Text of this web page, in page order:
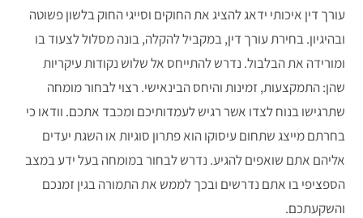
עורך דין איכותי ידאג להציג את החוקים וסייגי החוק בלשון פשוטה
ובהיגיון. בחירת עורך דין, במקביל להקלה, בונה מסלול לצעוד בו
ומורידה את הבלבול. נדרש להתייחס אל שלוש נקודות עיקריות
שהן: התמקצעות, זמינות והיחס הבינאישי. רצוי לבחור מומחה
שתרגישו בנוח לצדו אשר רגיש לעמדותיכם ומכבד אתכם. וודאו כי
בחרתם מייצג שתחום עיסוקו הוא פתרון סוגיות או השגת יעדים
אליהם אתם שואפים להגיע. נדרש לבחור במומחה בעל ידע במצב
הספציפי בו אתם נדרשים ובכך לממש את התמורה בגין זמנכם
והשקעתכם.